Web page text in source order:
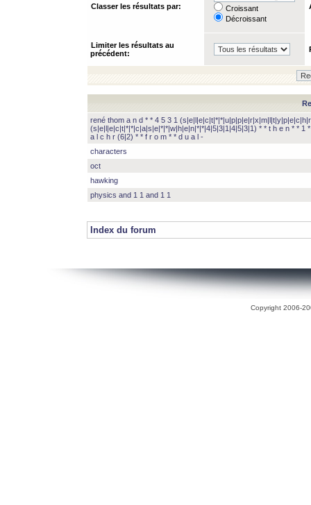
Classer les résultats par:
Croissant
Décroissant
Limiter les résultats au
précédent:
rené thom a n d * * 4 5 3 1
(s|e|l|e|c|t|*|*|c|a|s|e|*|*|w|h|e|n|*|*|4|5|3|1|4|5|3|1) * * t h e n * * 1
a l c h r (6|2) * * f r o m * * d u a l -
characters
oct
hawking
physics and 1 1 and 1 1
Index du forum
Copyright 2006-